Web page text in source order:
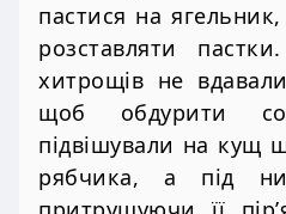
пастися на
розставляти
хитрощів не
щоб обдурити
підвішували на кущ
рябчика, а під